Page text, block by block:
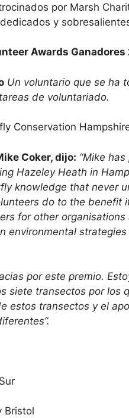
por Marsh
y
Awards Ganadores
Un voluntario que se ha
de voluntariado.
Conservation
Coker, dijo: “Mike
Hazeley Heath in
knowledge that never
do to the
for other
environmental
por este premio.
siete transectos por los
estos transectos y el
Bristol